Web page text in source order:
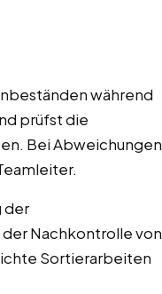
während
prüfst die
Bei Abweichungen
der
Nachkontrolle von
Sortierarbeiten